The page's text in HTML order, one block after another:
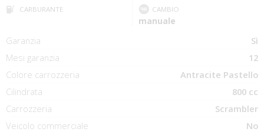
CARBURANTE CAMBIO
manuale
Garanzia
Sì
Mesi garanzia
12
Colore carrozzeria
Antracite Pastello
Cilindrata
800 cc
Carrozzeria
Scrambler
Veicolo commerciale
No